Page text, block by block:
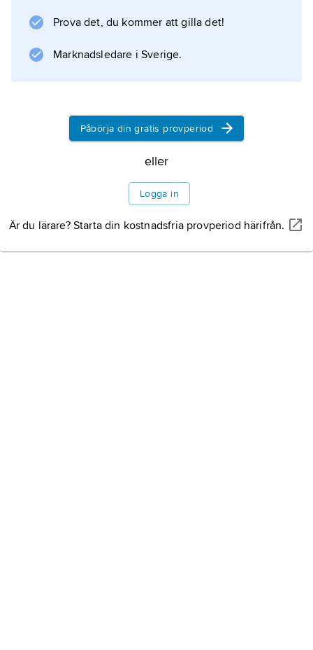
Prova det, du kommer att gilla det!
Marknadsledare i Sverige.
Påbörja din gratis provperiod
eller
Logga in
Är du lärare? Starta din kostnadsfria provperiod härifrån.